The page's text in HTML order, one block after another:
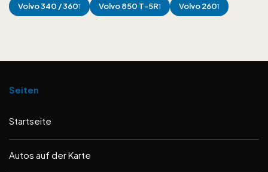
Volvo340 / 3601 Volvo850 T-5R1 Volvo2601
Seiten
Startseite
Autos auf der Karte